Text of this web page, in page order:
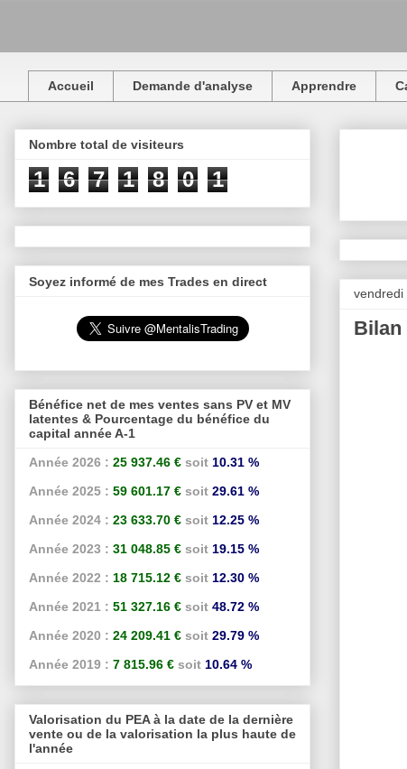
Accueil Demande d'analyse Apprendre
vendredi
Bilan
Nombre total de visiteurs
1 6 7 1 8 0 1
Soyez informé de mes Trades en direct
Bénéfice net de mes ventes sans PV et MV
latentes & Pourcentage du bénéfice du
capital année A-1
Année 2026 : 25 937.46 € soit 10.31 %
Année 2025 : 59 601.17 € soit 29.61 %
Année 2024 : 23 633.70 € soit 12.25 %
Année 2023 : 31 048.85 € soit 19.15 %
Année 2022 : 18 715.12 € soit 12.30 %
Année 2021 : 51 327.16 € soit 48.72 %
Année 2020 : 24 209.41 € soit 29.79 %
Année 2019 : 7 815.96 € soit 10.64 %
Valorisation du PEA à la date de la dernière
vente ou de la valorisation la plus haute de
l'année